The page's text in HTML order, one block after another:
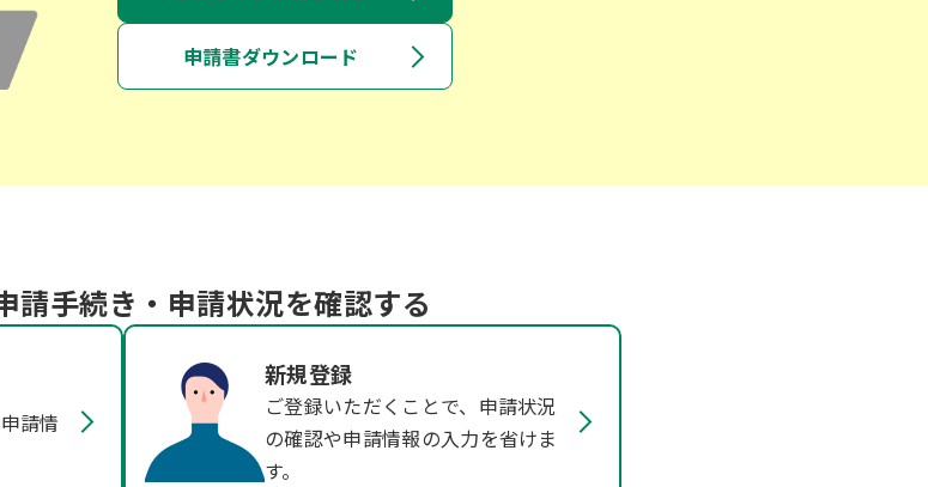
申請書ダウンロード
請手続き・申請状況を確認する
請情
新規登録
ご登録いただくことで、申請状況
の確認や申請情報の入力を省けま
す。